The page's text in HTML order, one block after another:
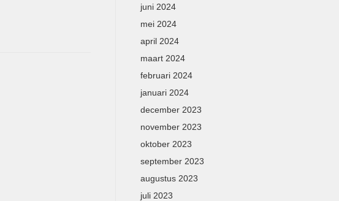
juni 2024
mei 2024
april 2024
maart 2024
februari 2024
januari 2024
december 2023
november 2023
oktober 2023
september 2023
augustus 2023
juli 2023